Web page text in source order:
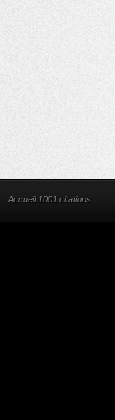
Accueil 1001 citations